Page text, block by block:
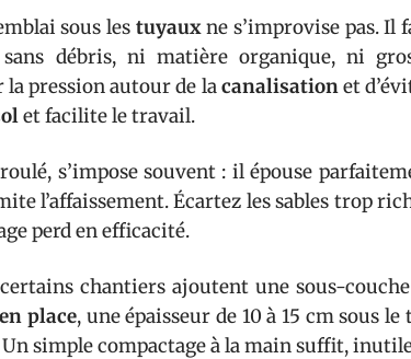
sous les tuyauxne s’improvise pas. Il
débris, ni matière organique, ni
la pression autour de lacanalisationet
et facilite le travail.
s’impose souvent : il épouse
l’affaissement. Écartez les sables trop
perd en efficacité.
chantiers ajoutent une sous-
place, une épaisseur de 10 à 15 cm sous
simple compactage à la main suffit,